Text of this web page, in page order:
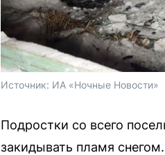
Источник: ИА «Ночные Новости»
Подростки со всего
закидывать пламя